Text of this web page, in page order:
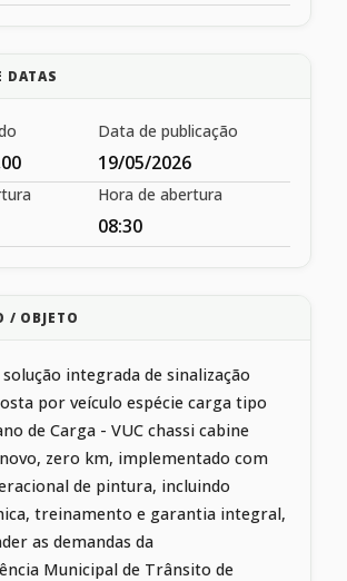
DATAS
Data de publicação
19/05/2026
Hora de abertura
08:30
/ OBJETO
solução integrada de sinalização
por veículo espécie carga tipo
de Carga - VUC chassi cabine
zero km, implementado com
de pintura, incluindo
treinamento e garantia integral,
as demandas da
Municipal de Trânsito de